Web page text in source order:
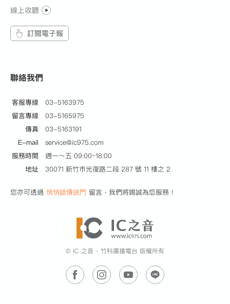
© IC 之音 ‧ 竹科廣播電台 版權所有
線上收聽
訂閱電子報
聯絡我們
客服專線
03-5163975
留言專線
03-5165975
傳真
03-5163191
E-mail
service@ic975.com
服務時間
週一～五 09:00~18:00
地址
30071 新竹市光復路二段 287 號 11 樓之 2
您亦可透過 悄悄話傳送門 留言，我們將竭誠為您服務！